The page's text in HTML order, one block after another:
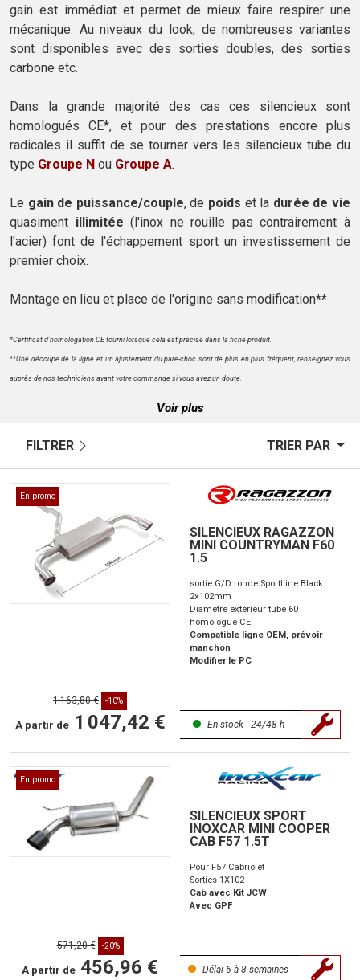
gain est immédiat et permet de mieux faire respirer une
mécanique. Au niveaux du look, de nombreuses variantes
sont disponibles avec des sorties doubles, des sorties
carbone etc.
Dans la grande majorité des cas ces silencieux sont
homologués CE*, et pour des prestations encore plus
radicales il suffit de se tourner vers les silencieux tube du
type Groupe N ou Groupe A.
Le gain de puissance/couple, de poids et la durée de vie
quasiment illimitée (l'inox ne rouille pas contrairement à
l'acier) font de l'échappement sport un investissement de
premier choix.
Montage en lieu et place de l'origine sans modification**
*Certificat d'homologation CE fourni lorsque cela est précisé dans la fiche produit.
**Une découpe de la ligne et un ajustement du pare-choc sont de plus en plus fréquent, renseignez vous
auprès de nos techniciens avant votre commande si vous avez un doute.
Voir plus
FILTRER TRIER PAR
En promo
SILENCIEUX RAGAZZON
MINI COUNTRYMAN F60
1.5
sortie G/D ronde SportLine Black
2x102mm
Diamètre extérieur tube 60
homologué CE
Compatible ligne OEM, prévoir
manchon
Modifier le PC
1 163,80 € -10%
A partir de 1 047,42 € En stock - 24/48 h
En promo
SILENCIEUX SPORT
INOXCAR MINI COOPER
CAB F57 1.5T
Pour F57 Cabriolet
Sorties 1X102
Cab avec Kit JCW
Avec GPF
571,20 € -20%
A partir de 456,96 € Délai 6 à 8 semaines